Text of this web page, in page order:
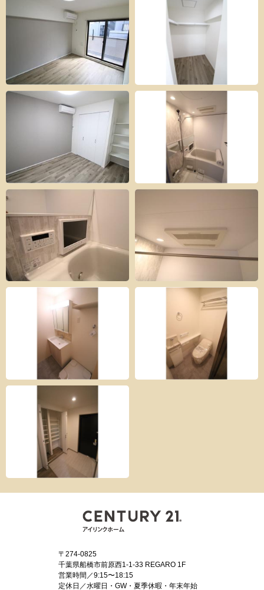
〒274-0825
千葉県船橋市前原西1-1-33 REGARO 1F
営業時間／9:15〜18:15
定休日／水曜日・GW・夏季休暇・年末年始